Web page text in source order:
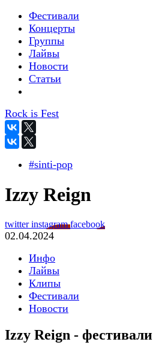
Фестивали
Концерты
Группы
Лайвы
Новости
Статьи
Rock is Fest
#sinti-pop
Izzy Reign
twitterinstagramfacebook
02.04.2024
Инфо
Лайвы
Клипы
Фестивали
Новости
Izzy Reign - фестивали